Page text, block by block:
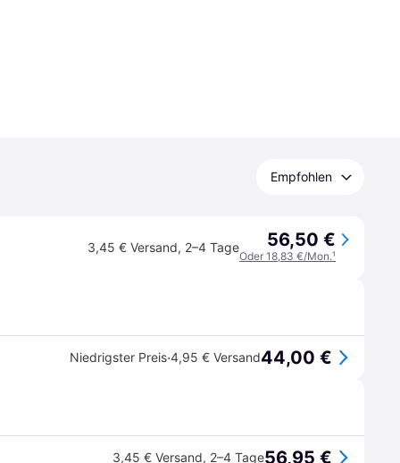
Empfohlen
3,45 € Versand, 2–4 Tage 56,50 €
Oder 18,83 €/Mon.¹
Niedrigster Preis·4,95 € Versand44,00 €
3,45 € Versand, 2–4 Tage56,95 €